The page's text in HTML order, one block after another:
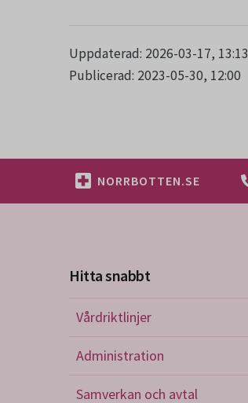
Uppdaterad: 2026-03-17, 13:13
Publicerad: 2023-05-30, 12:00
NORRBOTTEN.SE
Hitta snabbt
Vårdriktlinjer
Administration
Samverkan och avtal